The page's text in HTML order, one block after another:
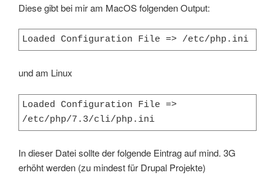
Diese gibt bei mir am MacOS folgenden Output:
Loaded Configuration File => /etc/php.ini
und am Linux
Loaded Configuration File =>
/etc/php/7.3/cli/php.ini
In dieser Datei sollte der folgende Eintrag auf mind. 3G
erhöht werden (zu mindest für Drupal Projekte)